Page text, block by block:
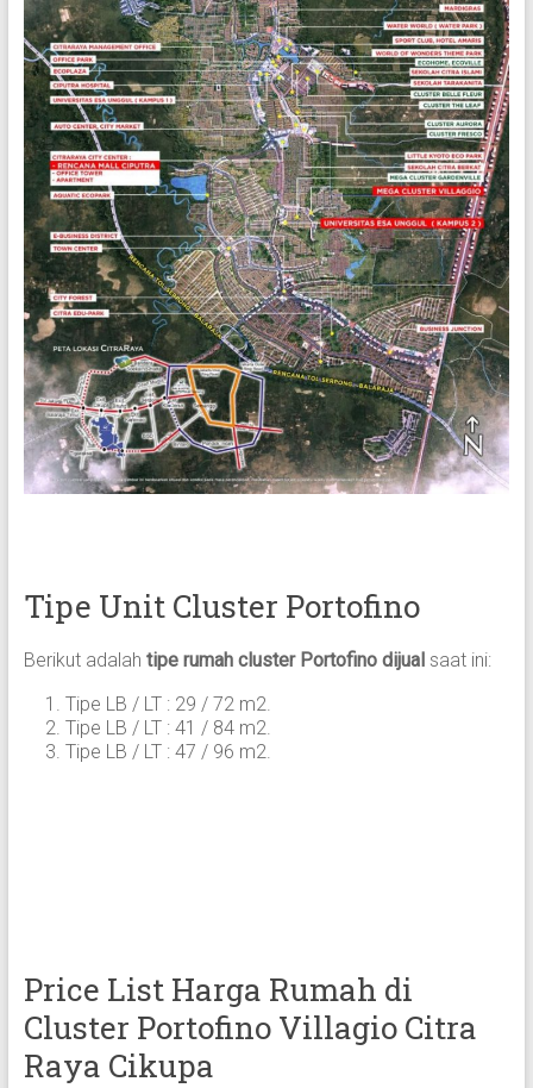
Tipe Unit Cluster Portofino
Berikut adalah tipe rumah cluster Portofino dijualsaat ini:
Tipe LB / LT : 29 / 72 m2.
Tipe LB / LT : 41 / 84 m2.
Tipe LB / LT : 47 / 96 m2.
Price List Harga Rumah di
Cluster Portofino Villagio Citra
Raya Cikupa